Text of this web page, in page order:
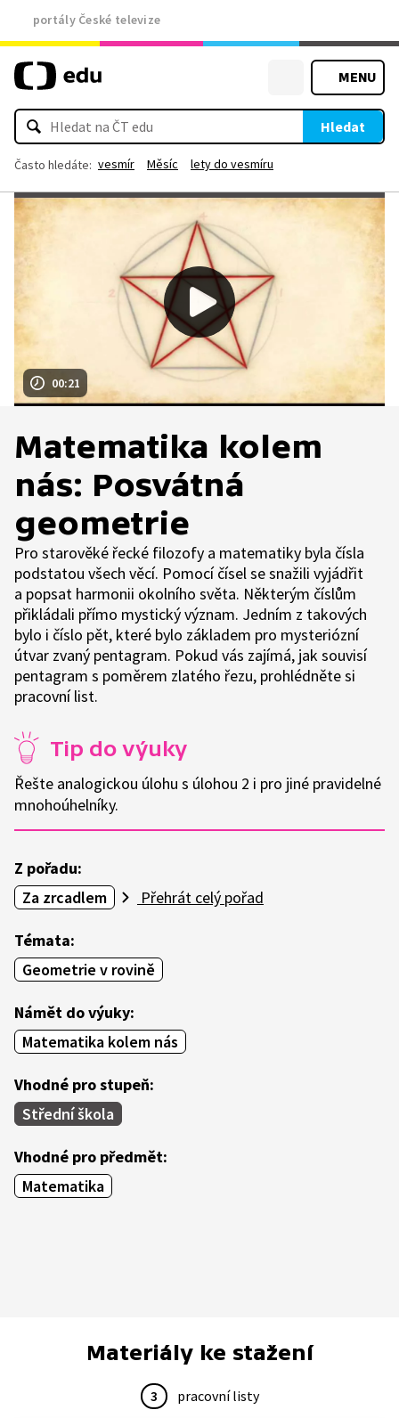
portály České televize
MENU
Hledat
Často hledáte: vesmír Měsíc lety do vesmíru
00:21
Matematika kolem
nás: Posvátná
geometrie
Pro starověké řecké filozofy a matematiky byla čísla
podstatou všech věcí. Pomocí čísel se snažili vyjádřit
a popsat harmonii okolního světa. Některým číslům
přikládali přímo mystický význam. Jedním z takových
bylo i číslo pět, které bylo základem pro mysteriózní
útvar zvaný pentagram. Pokud vás zajímá, jak souvisí
pentagram s poměrem zlatého řezu, prohlédněte si
pracovní list.
Tip do výuky
Řešte analogickou úlohu s úlohou 2 i pro jiné pravidelné
mnohoúhelníky.
Z pořadu:
Za zrcadlem
Přehrát celý pořad
Témata:
Geometrie v rovině
Námět do výuky:
Matematika kolem nás
Vhodné pro stupeň:
Střední škola
Vhodné pro předmět:
Matematika
Materiály ke stažení
3 pracovní listy